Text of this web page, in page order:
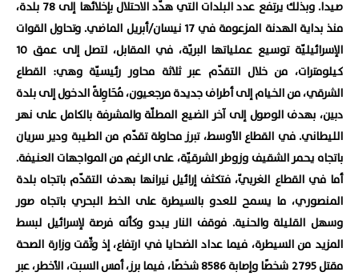
صيدا. وبذلك يرتفع عدد البلدات التي هدّد الاحتلال بإخلائها إلى 78 بلدة،
منذ بداية الهدنة المزعومة في 17 نيسان/أبريل الماضي. وتحاول القوات
الإسرائيليّة توسيع عملياتها البريّة، في المقابل، لتصل إلى عمق 10
كيلومترات، من خلال التقدّم عبر ثلاثة محاور رئيسيّة وهي: القطاع
الشرقي، من الخيام إلى أطراف جديدة مرجعيون، مُحَاوِلةً الدخول إلى بلدة
دبين، بهدف الوصول إلى آخر الضيع المطلّة والمشرفة بالكامل على نهر
الليطاني. في القطاع الأوسط، تبرز محاولة تقدّم من الطيبة ودير سريان
باتجاه يحمر الشقيف وزوطر الشرقيّة، على الرغم من المواجهات العنيفة.
أما في القطاع الغربيّ، فتكثف إرائيل نيرانها بهدف التقدّم باتجاه بلدة
المنصوري، ما يسمح للعدو بالسيطرة على الخط البحري باتجاه صور
وسهل القليلة والحنية. فوقف النار يبدو وكأنه فرصة لإسرائيل لبسط
المزيد من السيطرة، فيما عداد الضحايا في ارتفاع، إذ وثّقت وزارة الصحة
مقتل 2795 شخصًا وإصابة 8586 شخصًا، فيما برز، أمس السبت، الأخطر، عبر